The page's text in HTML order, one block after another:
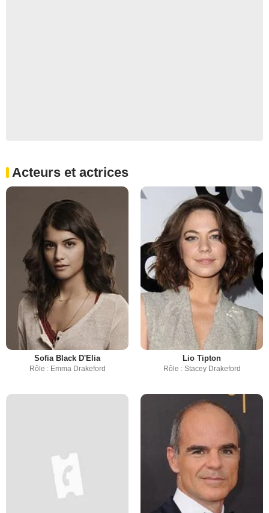
Acteurs et actrices
Sofia Black D'Elia
Rôle : Emma Drakeford
Lio Tipton
Rôle : Stacey Drakeford